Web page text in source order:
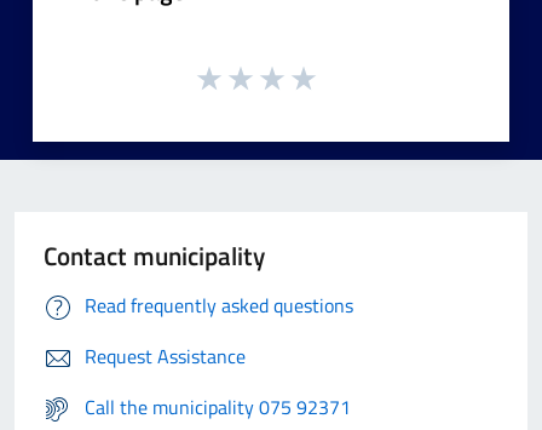
Contact municipality
Read frequently asked questions
Request Assistance
Call the municipality 075 92371